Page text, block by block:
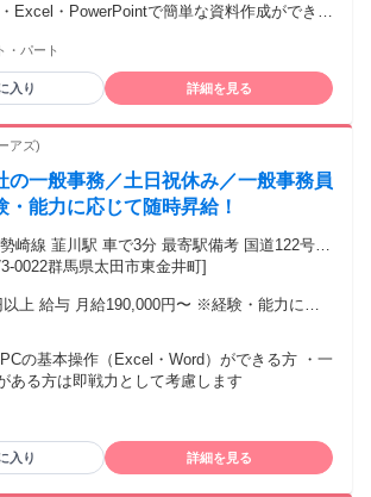
Excel・PowerPointで簡単な資料作成ができる
る人物像】 ・周囲との協
る方 ・子どもや教育現場に関わる仕事がした
対応が得意な方 ・落ち着いて仕事に向き合える
・パート
入り 詳細を見る
アズ)
の一般事務／土日祝休み／一般事務員
・能力に応じて随時昇給！
駅 車で3分 最寄駅備考 国道122号線
号線近く
0022群馬県太田市東金井町]
以上 給与 月給190,000円〜 ※経験・能力に応
の基本操作（Excel・Word）ができる方 ・一
ある方は即戦力として考慮します
入り 詳細を見る